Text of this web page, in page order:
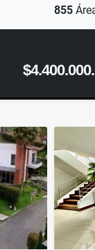
855